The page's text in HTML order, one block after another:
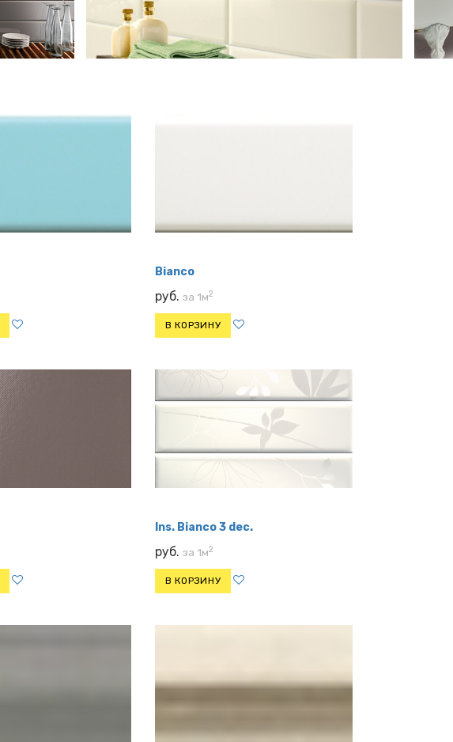
Bianco
руб. за 1м2
В КОРЗИНУ
Ins. Bianco 3 dec.
руб. за 1м2
В КОРЗИНУ